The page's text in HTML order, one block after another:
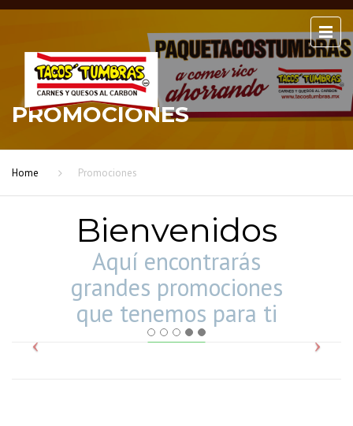
PROMOCIONES
Home Promociones
Bienvenidos
Aquí encontrarás
grandes promociones
que tenemos para ti